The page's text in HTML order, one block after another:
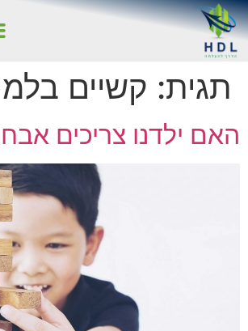
תגית: קשיים
האם ילדנו צריכים